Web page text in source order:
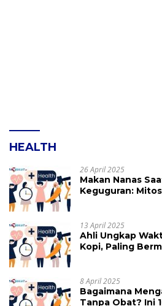
HEALTH
26 April 2025
Makan Nanas
Keguguran:
13 April 2025
Ahli Ungkap
Kopi, Paling
8 April 2025
Bagaimana
Tanpa Obat? Ini